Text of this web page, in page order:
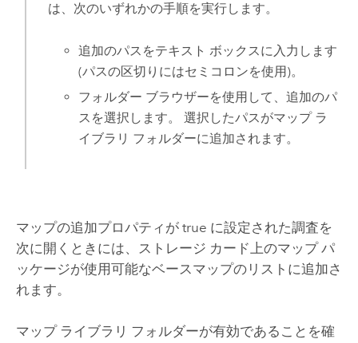
は、次のいずれかの手順を実行します。
追加のパスをテキスト ボックスに入力します
(パスの区切りにはセミコロンを使用)。
フォルダー ブラウザーを使用して、追加のパ
スを選択します。 選択したパスがマップ ラ
イブラリ フォルダーに追加されます。
マップの追加プロパティが true に設定された調査を
次に開くときには、ストレージ カード上のマップ パ
ッケージが使用可能なベースマップのリストに追加さ
れます。
マップ ライブラリ フォルダーが有効であることを確